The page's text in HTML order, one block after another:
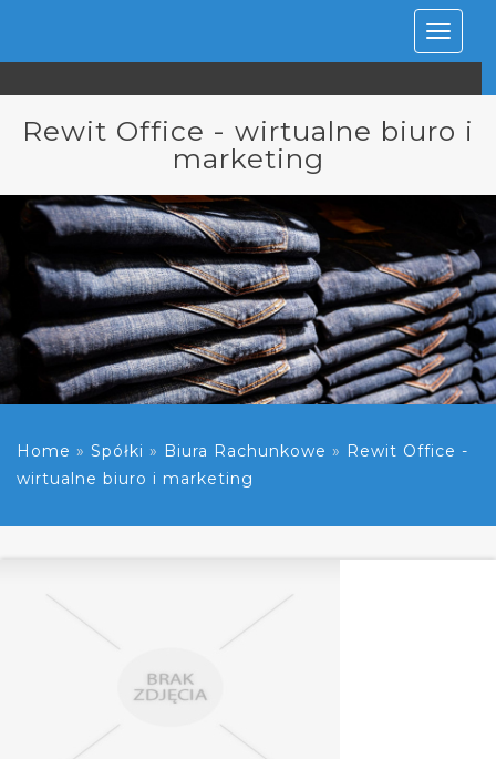
Rozwiń
Rewit Office - wirtualne biuro i
marketing
Home » Spółki » Biura Rachunkowe » Rewit Office -
wirtualne biuro i marketing